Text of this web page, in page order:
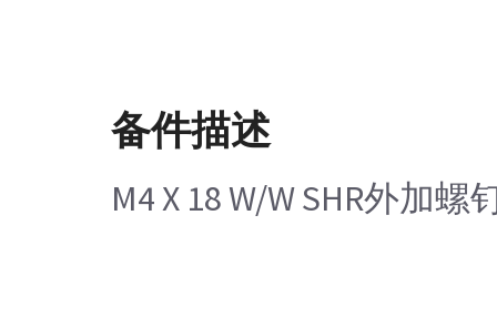
备件描述
M4 X 18 W/W SHR外加螺